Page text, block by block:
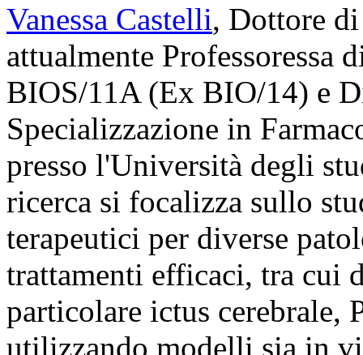
Vanessa Castelli, Dottore
attualmente Professoressa
BIOS/11A (Ex BIO/14) e
Specializzazione in
presso l'Università degli
ricerca si focalizza sullo
terapeutici per diverse
trattamenti efficaci, tra cui
particolare ictus cerebrale,
utilizzando modelli sia in